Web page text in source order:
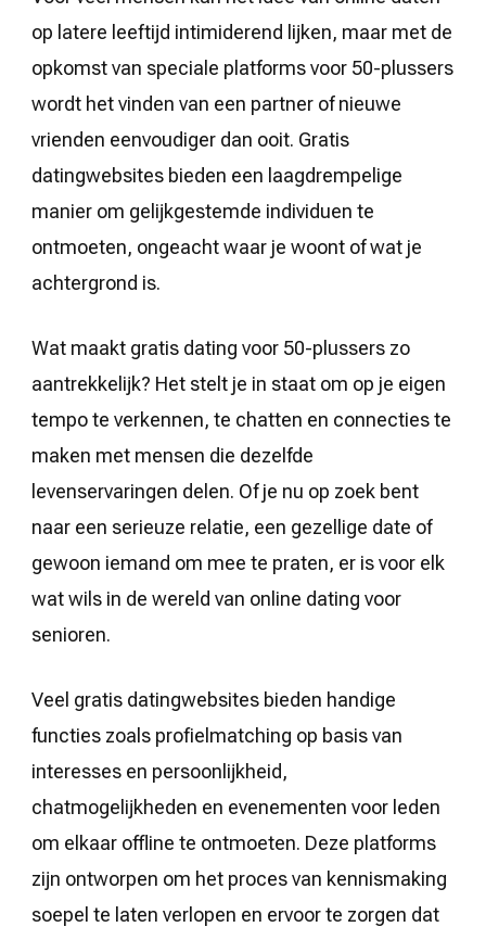
op latere leeftijd intimiderend lijken, maar met de
opkomst van speciale platforms voor 50-plussers
wordt het vinden van een partner of nieuwe
vrienden eenvoudiger dan ooit. Gratis
datingwebsites bieden een laagdrempelige
manier om gelijkgestemde individuen te
ontmoeten, ongeacht waar je woont of wat je
achtergrond is.
Wat maakt gratis dating voor 50-plussers zo
aantrekkelijk? Het stelt je in staat om op je eigen
tempo te verkennen, te chatten en connecties te
maken met mensen die dezelfde
levenservaringen delen. Of je nu op zoek bent
naar een serieuze relatie, een gezellige date of
gewoon iemand om mee te praten, er is voor elk
wat wils in de wereld van online dating voor
senioren.
Veel gratis datingwebsites bieden handige
functies zoals profielmatching op basis van
interesses en persoonlijkheid,
chatmogelijkheden en evenementen voor leden
om elkaar offline te ontmoeten. Deze platforms
zijn ontworpen om het proces van kennismaking
soepel te laten verlopen en ervoor te zorgen dat